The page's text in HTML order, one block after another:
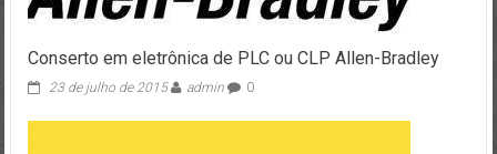
Conserto em eletrônica de PLC ou CLP Allen-Bradley
23 de julho de 2015 admin 0